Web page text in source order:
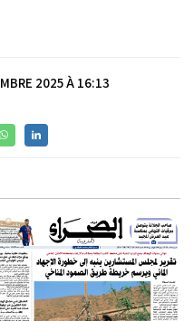
2025 À 16:13